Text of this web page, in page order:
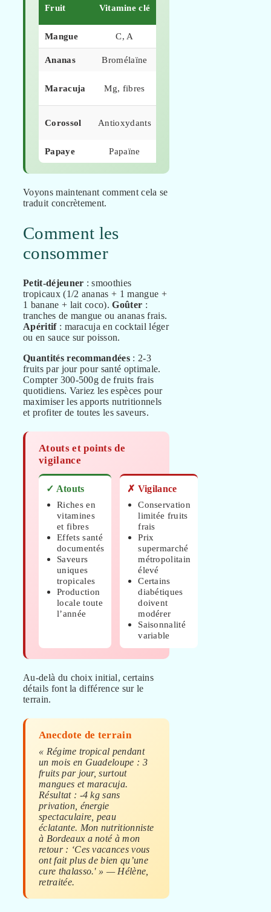
Fruit Vitamine clé
Mangue C, A
Ananas Bromélaïne
Maracuja Mg, fibres
Corossol Antioxydants
Papaye Papaïne
Voyons maintenant comment cela se
traduit concrètement.
Comment les
consommer
Petit-déjeuner : smoothies
tropicaux (1/2 ananas + 1 mangue +
1 banane + lait coco).Goûter :
tranches de mangue ou ananas frais.
Apéritif: maracuja en cocktail léger
ou en sauce sur poisson.
Quantités recommandées : 2-3
fruits par jour pour santé optimale.
Compter 300-500g de fruits frais
quotidiens. Variez les espèces pour
maximiser les apports nutritionnels
et profiter de toutes les saveurs.
Atouts et points de
vigilance
✓ Atouts
Riches en
vitamines
et fibres
Effets santé
documentés
Saveurs
uniques
tropicales
Production
locale toute
l’année
✗ Vigilance
Conservation
limitée fruits
frais
Prix
supermarché
métropolitain
élevé
Certains
diabétiques
doivent
modérer
Saisonnalité
variable
Au-delà du choix initial, certains
détails font la différence sur le
terrain.
Anecdote de terrain
« Régime tropical pendant
un mois en Guadeloupe : 3
fruits par jour, surtout
mangues et maracuja.
Résultat : -4 kg sans
privation, énergie
spectaculaire, peau
éclatante. Mon nutritionniste
à Bordeaux a noté à mon
retour : ‘Ces vacances vous
ont fait plus de bien qu’une
cure thalasso.' » — Hélène,
retraitée.